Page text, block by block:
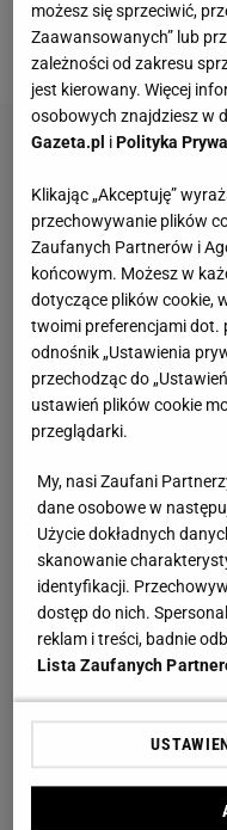
elementem, który
zupełnie innego
możesz się sprzeciwić,
Zaawansowanych” lub
zależności od zakresu
jest kierowany. Więcej
osobowych znajdziesz w
Gazeta.pl iPolityka
Klikając „Akceptuję”
przechowywanie plików
Zaufanych Partnerów i
końcowym. Możesz w
dotyczące plików cookie,
twoimi preferencjami dot.
odnośnik „Ustawienia
przechodząc do
ustawień plików cookie
przeglądarki.
My, nasi Zaufani
dane osobowe w
Użycie dokładnych
skanowanie
identyfikacji.
dostęp do nich.
reklam i treści, badnie
Lista Zaufanych